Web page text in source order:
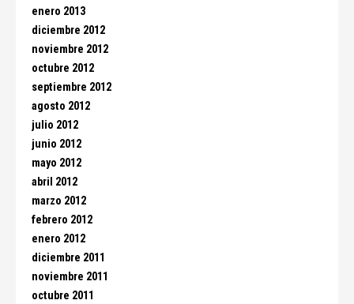
enero 2013
diciembre 2012
noviembre 2012
octubre 2012
septiembre 2012
agosto 2012
julio 2012
junio 2012
mayo 2012
abril 2012
marzo 2012
febrero 2012
enero 2012
diciembre 2011
noviembre 2011
octubre 2011